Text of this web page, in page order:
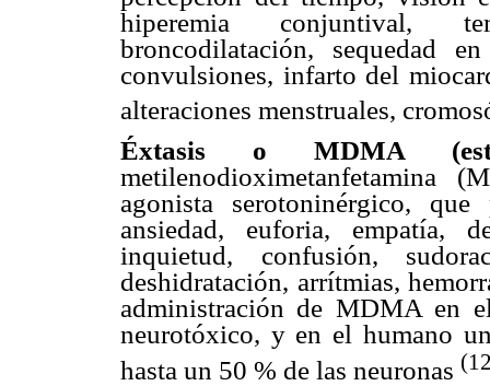
hiperemia conjuntival,
broncodilatación, sequedad
convulsiones, infarto del
alteraciones menstruales,
Éxtasis o MDMA
metilenodioximetanfetamina
agonista serotoninérgico,
ansiedad, euforia, empatía,
inquietud, confusión,
deshidratación, arrítmias,
administración de MDMA en
neurotóxico, y en el humano
hasta un 50 % de las neuronas